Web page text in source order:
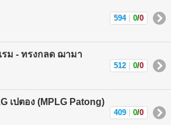
594 0/0
ม - ทรงกลด ฌามา
512 0/0
เปตอง (MPLG Patong)
409 0/0